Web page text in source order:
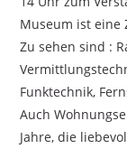
Museum ist eine
Zu sehen sind :
Funktechnik,
Auch
Jahre, die